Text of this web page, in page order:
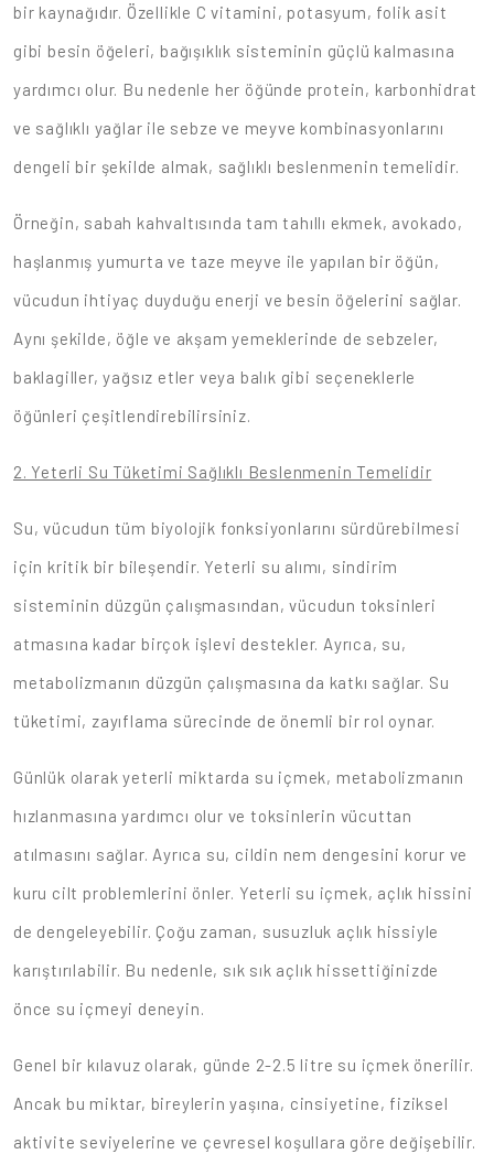
bir kaynağıdır. Özellikle C vitamini, potasyum, folik asit
gibi besin öğeleri, bağışıklık sisteminin güçlü kalmasına
yardımcı olur. Bu nedenle her öğünde protein, karbonhidrat
ve sağlıklı yağlar ile sebze ve meyve kombinasyonlarını
dengeli bir şekilde almak, sağlıklı beslenmenin temelidir.
Örneğin, sabah kahvaltısında tam tahıllı ekmek, avokado,
haşlanmış yumurta ve taze meyve ile yapılan bir öğün,
vücudun ihtiyaç duyduğu enerji ve besin öğelerini sağlar.
Aynı şekilde, öğle ve akşam yemeklerinde de sebzeler,
baklagiller, yağsız etler veya balık gibi seçeneklerle
öğünleri çeşitlendirebilirsiniz.
2. Yeterli Su Tüketimi Sağlıklı Beslenmenin Temelidir
Su, vücudun tüm biyolojik fonksiyonlarını sürdürebilmesi
için kritik bir bileşendir. Yeterli su alımı, sindirim
sisteminin düzgün çalışmasından, vücudun toksinleri
atmasına kadar birçok işlevi destekler. Ayrıca, su,
metabolizmanın düzgün çalışmasına da katkı sağlar. Su
tüketimi, zayıflama sürecinde de önemli bir rol oynar.
Günlük olarak yeterli miktarda su içmek, metabolizmanın
hızlanmasına yardımcı olur ve toksinlerin vücuttan
atılmasını sağlar. Ayrıca su, cildin nem dengesini korur ve
kuru cilt problemlerini önler. Yeterli su içmek, açlık hissini
de dengeleyebilir. Çoğu zaman, susuzluk açlık hissiyle
karıştırılabilir. Bu nedenle, sık sık açlık hissettiğinizde
önce su içmeyi deneyin.
Genel bir kılavuz olarak, günde 2-2.5 litre su içmek önerilir.
Ancak bu miktar, bireylerin yaşına, cinsiyetine, fiziksel
aktivite seviyelerine ve çevresel koşullara göre değişebilir.